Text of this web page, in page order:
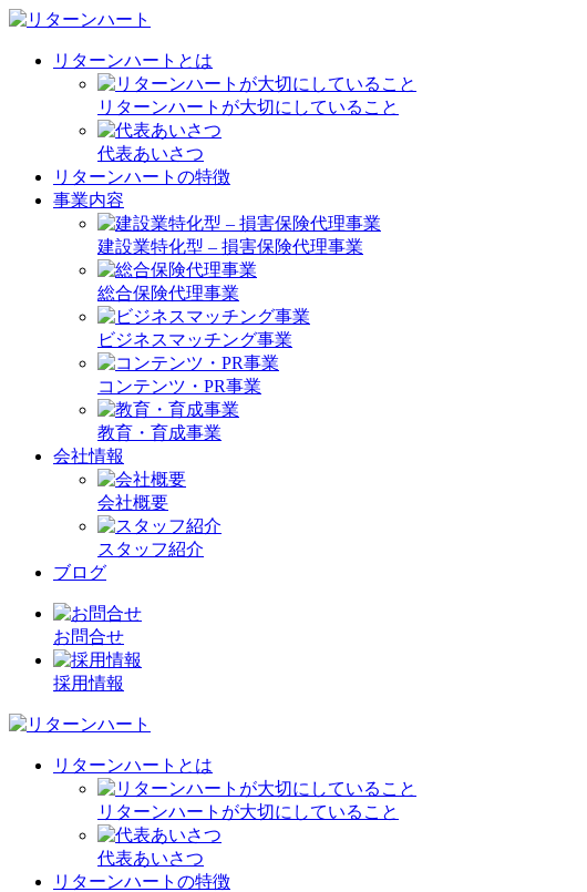
リターンハートとは
リターンハートが大切にしていること
代表あいさつ
リターンハートの特徴
事業内容
建設業特化型 – 損害保険代理事業
総合保険代理事業
ビジネスマッチング事業
コンテンツ・PR事業
教育・育成事業
会社情報
会社概要
スタッフ紹介
ブログ
お問合せ
採用情報
リターンハートとは
リターンハートが大切にしていること
代表あいさつ
リターンハートの特徴